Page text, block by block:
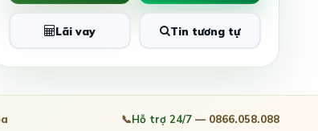
Lãi vay Tin tương tự
📞Hỗ trợ 24/7 — 0866.058.088